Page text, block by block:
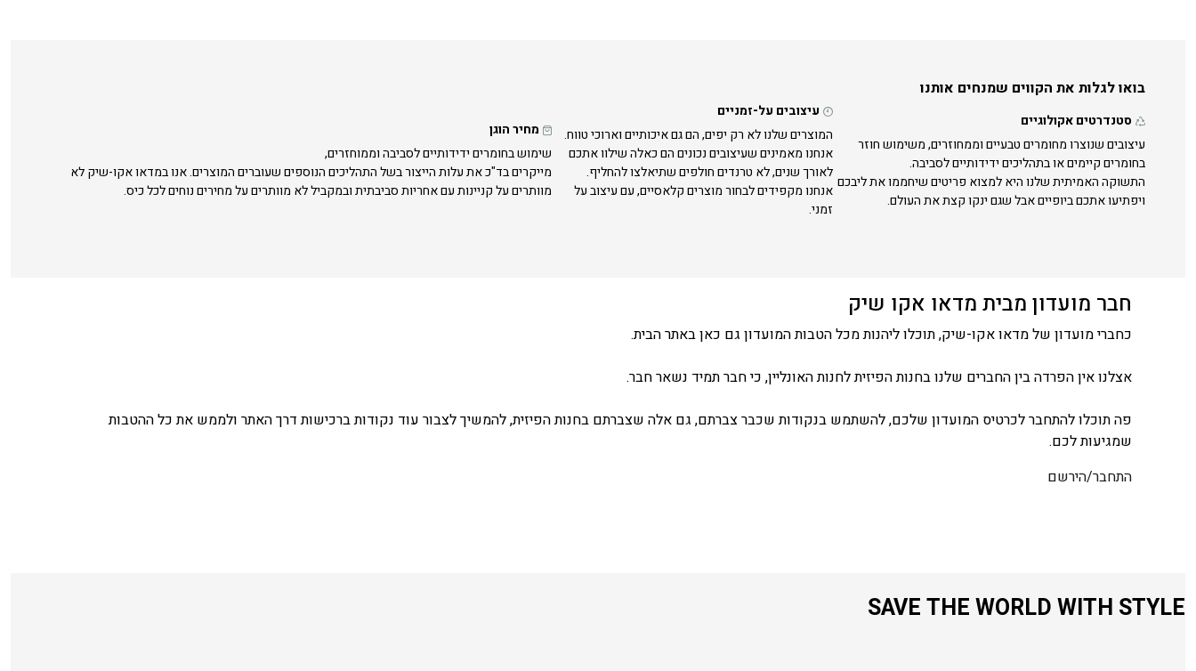
בואו לגלות את הקווים שמנחים אותנו
סטנדרטים אקולוגיים
עיצובים שנוצרו מחומרים טבעיים וממחוזרים, משימוש חוזר
בחומרים קיימים או בתהליכים ידידותיים לסביבה.
התשוקה האמיתית שלנו היא למצוא פריטים שיחממו את ליבכם
ויפתיעו אתכם ביופיים אבל שגם ינקו קצת את העולם.
עיצובים על-זמניים
המוצרים שלנו לא רק יפים, הם גם איכותיים וארוכי טווח.
אנחנו מאמינים שעיצובים נכונים הם כאלה שילוו אתכם
לאורך שנים, לא טרנדים חולפים שתיאלצו להחליף.
אנחנו מקפידים לבחור מוצרים קלאסיים, עם עיצוב על
זמני.
מחיר הוגן
שימוש בחומרים ידידותיים לסביבה וממוחזרים,
מייקרים בד"כ את עלות הייצור בשל התהליכים הנוספים שעוברים המוצרים. אנו במדאו אקו-שיק לא
מוותרים על קניינות עם אחריות סביבתית ובמקביל לא מוותרים על מחירים נוחים לכל כיס.
חבר מועדון מבית מדאו אקו שיק
כחברי מועדון של מדאו אקו-שיק, תוכלו ליהנות מכל הטבות המועדון גם כאן באתר הבית.
אצלנו אין הפרדה בין החברים שלנו בחנות הפיזית לחנות האונליין, כי חבר תמיד נשאר חבר.
פה תוכלו להתחבר לכרטיס המועדון שלכם, להשתמש בנקודות שכבר צברתם, גם אלה שצברתם בחנות הפיזית, להמשיך לצבור עוד נקודות ברכישות דרך האתר ולממש את כל ההטבות
שמגיעות לכם.
התחבר/הירשם
SAVE THE WORLD WITH STYLE